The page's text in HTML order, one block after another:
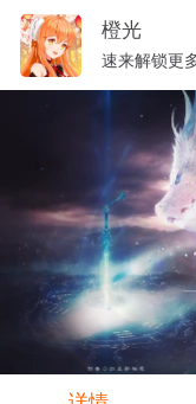
橙光
速来解锁更